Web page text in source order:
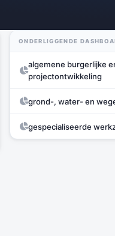
ONDERLIGGENDE
algemene burgerlijke
projectontwikkeling
grond-, water- en
gespecialiseerde